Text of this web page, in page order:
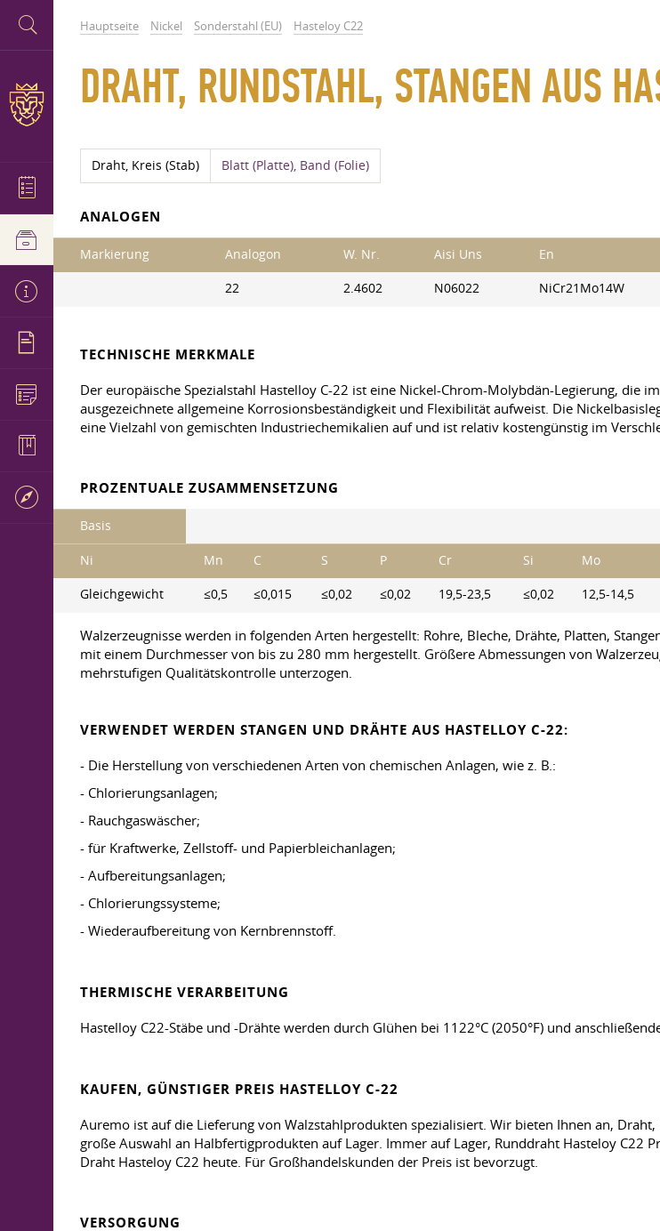
Hauptseite Nickel Sonderstahl (EU) Hasteloy C22
DRAHT, RUNDSTAHL, STANGEN AUS
Draht, Kreis (Stab) Blatt (Platte), Band (Folie)
ANALOGEN
Markierung Analogon W. Nr. Aisi Uns En
22 2.4602 N06022 NiCr21Mo14W
TECHNISCHE MERKMALE
Der europäische Spezialstahl Hastelloy C-22 ist eine Nickel-Chrom-Molybdän-Legierung, die
ausgezeichnete allgemeine Korrosionsbeständigkeit und Flexibilität aufweist. Die
eine Vielzahl von gemischten Industriechemikalien auf und ist relativ kostengünstig im
PROZENTUALE ZUSAMMENSETZUNG
Basis
Ni Mn C S P Cr Si Mo
Gleichgewicht ≤0,5 ≤0,015 ≤0,02 ≤0,02 19,5-23,5 ≤0,02 12,5-14,5
Walzerzeugnisse werden in folgenden Arten hergestellt: Rohre, Bleche, Drähte, Platten,
mit einem Durchmesser von bis zu 280 mm hergestellt. Größere Abmessungen von
mehrstufigen Qualitätskontrolle unterzogen.
VERWENDET WERDEN STANGEN UND DRÄHTE AUS HASTELLOY C-22:
- Die Herstellung von verschiedenen Arten von chemischen Anlagen, wie z. B.:
- Chlorierungsanlagen;
- Rauchgaswäscher;
- für Kraftwerke, Zellstoff- und Papierbleichanlagen;
- Aufbereitungsanlagen;
- Chlorierungssysteme;
- Wiederaufbereitung von Kernbrennstoff.
THERMISCHE VERARBEITUNG
Hastelloy C22-Stäbe und -Drähte werden durch Glühen bei 1122°C (2050°F) und
KAUFEN, GÜNSTIGER PREIS HASTELLOY C-22
Auremo ist auf die Lieferung von Walzstahlprodukten spezialisiert. Wir bieten Ihnen an,
große Auswahl an Halbfertigprodukten auf Lager. Immer auf Lager, Runddraht Hasteloy C22
Draht Hasteloy C22 heute. Für Großhandelskunden der Preis ist bevorzugt.
VERSORGUNG